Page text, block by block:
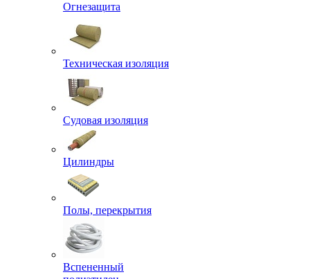
Огнезащита
Техническая изоляция
Судовая изоляция
Цилиндры
Полы, перекрытия
Вспененный